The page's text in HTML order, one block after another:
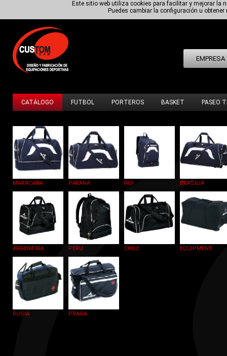
Este sitio web utiliza cookies para facilitar y mejorar la
Puedes cambiar la configuración u
EMPRESA
CATÁLOGO FUTBOL PORTEROS BASKET PASEO
MARACANA PARANA RIO BRASILIA
ARGENTINA PERU CHILE EQUIPMENT
RUSIA PRAGA